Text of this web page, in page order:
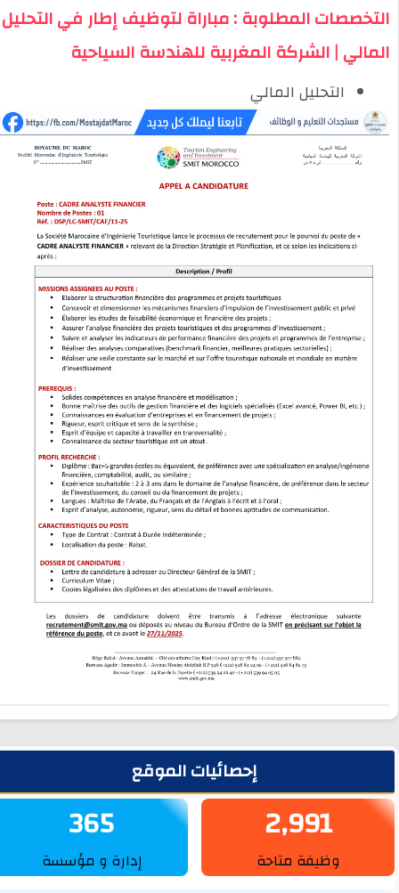
التخصصات المطلوبة : مباراة لتوظيف إطار في التحليل
المالي | الشركة المغربية للهندسة السياحية
التحليل المالي
إحصائيات الموقع
2,991
وظيفة متاحة
365
إدارة و مؤسسة